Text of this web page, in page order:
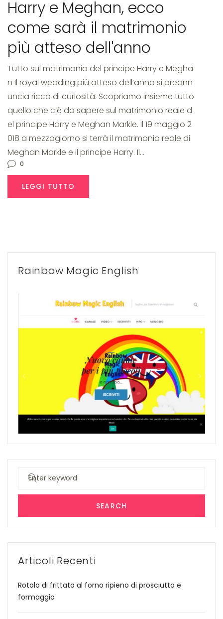
Harry e Meghan, ecco
come sarà il matrimonio
più atteso dell'anno
Tutto sul matrimonio del principe Harry e Megha
n Il royal wedding più atteso dell’anno si preann
uncia ricco di curiosità. Scopriamo insieme tutto
quello che c’è da sapere sul matrimonio reale d
el principe Harry e Meghan Markle. Il 19 maggio 2
018 a mezzogiorno si terrà il matrimonio reale di
Meghan Markle e il principe Harry. Il…
0
LEGGI TUTTO
Rainbow Magic English
Search
SEARCH
Articoli Recenti
Rotolo di frittata al forno ripieno di prosciutto e
formaggio